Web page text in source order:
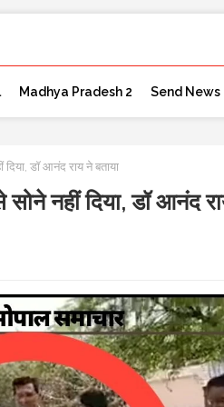
Madhya Pradesh 2 Send News
डॉ आनंद राय ने बताया
नहीं दिया, डॉ आनंद